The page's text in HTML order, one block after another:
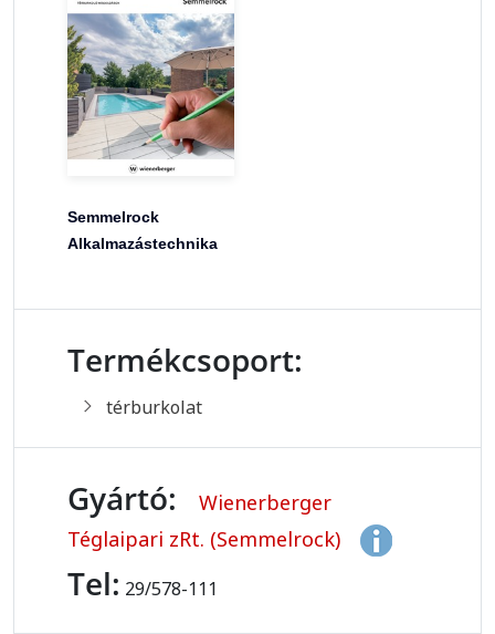
Semmelrock
Alkalmazástechnika
Termékcsoport:
térburkolat
Gyártó:
Wienerberger
Téglaipari zRt. (Semmelrock)
Tel: 29/578-111